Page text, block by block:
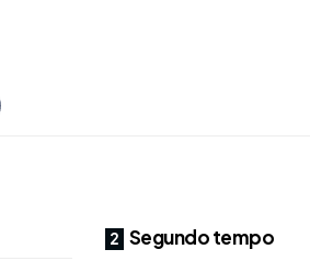
Segundo tempo